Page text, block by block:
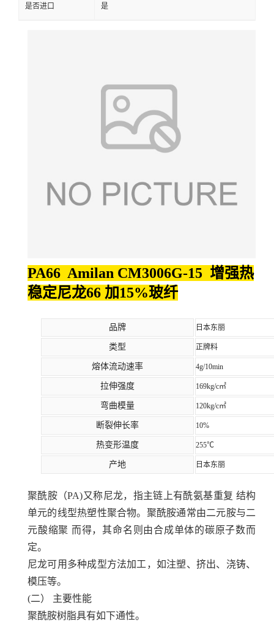
是否进口 是
PA66 Amilan CM3006G-15 增强热
稳定尼龙66 加15%玻纤
品牌 日本东丽
类型 正牌料
熔体流动速率 4g/10min
拉伸强度 169kg/c㎡
弯曲模量 120kg/c㎡
断裂伸长率 10%
热变形温度 255℃
产地 日本东丽
聚酰胺（PA)又称尼龙，指主链上有酰氨基重复 结构
单元的线型热塑性聚合物。聚酰胺通常由二元胺与二
元酸缩聚 而得，其命名则由合成单体的碳原子数而
定。
尼龙可用多种成型方法加工，如注塑、挤出、浇铸、
模压等。
(二）
主要性能
聚酰胺树脂具有如下通性。